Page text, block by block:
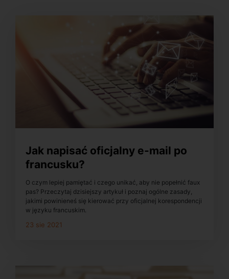
Jak napisać oficjalny e-mail po
francusku?
O czym lepiej pamiętać i czego unikać, aby nie popełnić faux
pas? Przeczytaj dzisiejszy artykuł i poznaj ogólne zasady,
jakimi powinieneś się kierować przy oficjalnej korespondencji
w języku francuskim.
23 sie 2021